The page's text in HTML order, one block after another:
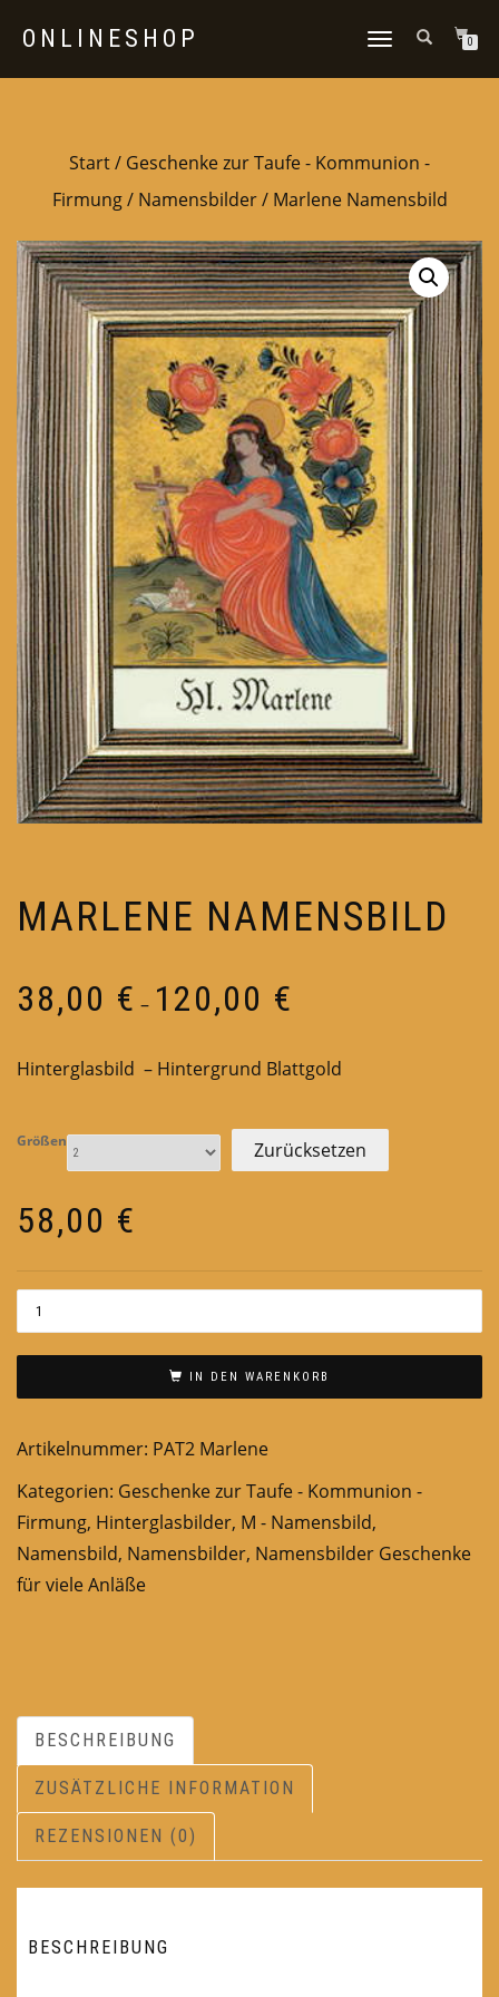
ONLINESHOP
NAVIGATION
0
Start/ Geschenke zur Taufe - Kommunion -
Firmung/ Namensbilder/ Marlene Namensbild
MARLENE NAMENSBILD
38,00 € – 120,00 €
120,00 €
Hinterglasbild – Hintergrund Blattgold
Größen Zurücksetzen
58,00 €
IN DEN WARENKORB
Artikelnummer: PAT2 Marlene
Kategorien: Geschenke zur Taufe - Kommunion -
Firmung, Hinterglasbilder, M - Namensbild,
Namensbild, Namensbilder, Namensbilder Geschenke
für viele Anläße
BESCHREIBUNG
ZUSÄTZLICHE INFORMATION
REZENSIONEN (0)
BESCHREIBUNG